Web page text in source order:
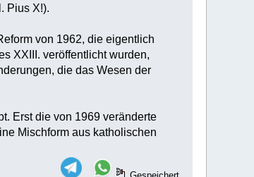
Pius X!).
von 1962, die eigentlich
XXIII. veröffentlicht wurden,
die das Wesen der
Erst die von 1969 veränderte
Mischform aus katholischen